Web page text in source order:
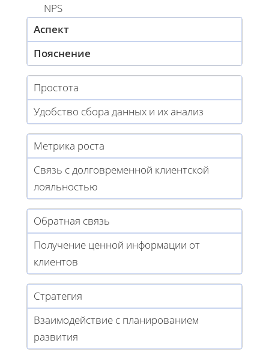
NPS
Аспект
Пояснение
Простота
Удобство сбора данных и их анализ
Метрика роста
Связь с долговременной клиентской
лояльностью
Обратная связь
Получение ценной информации от
клиентов
Стратегия
Взаимодействие с планированием
развития